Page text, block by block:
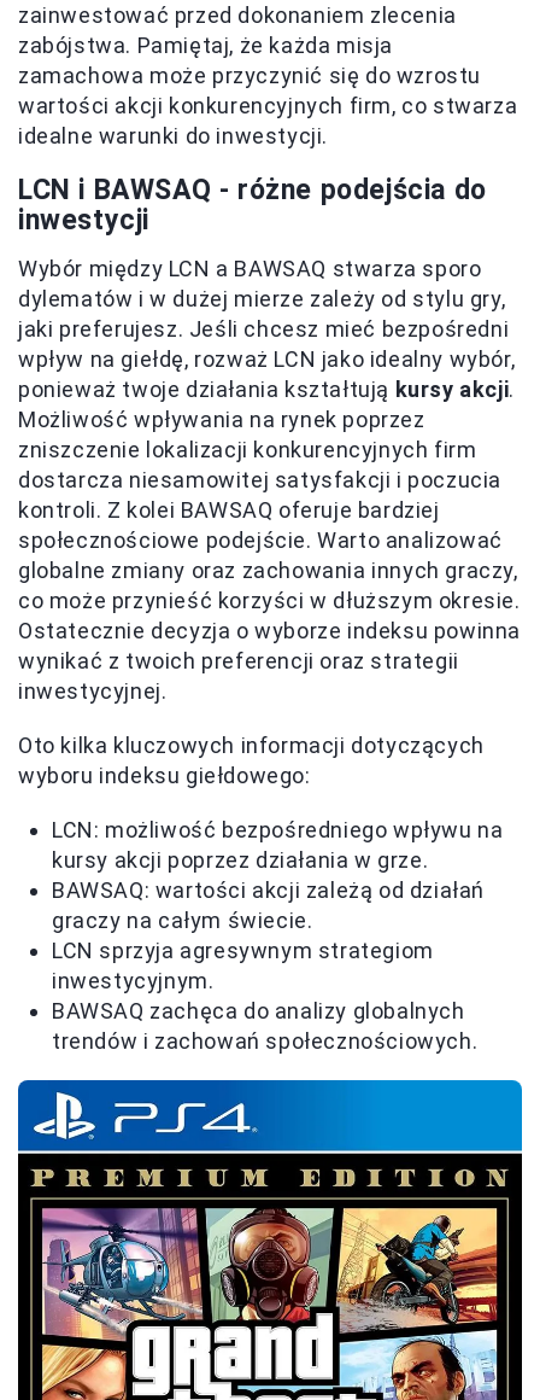
zainwestować przed dokonaniem zlecenia
zabójstwa. Pamiętaj, że każda misja
zamachowa może przyczynić się do wzrostu
wartości akcji konkurencyjnych firm, co stwarza
idealne warunki do inwestycji.
LCN i BAWSAQ - różne podejścia do
inwestycji
Wybór między LCN a BAWSAQ stwarza sporo
dylematów i w dużej mierze zależy od stylu gry,
jaki preferujesz. Jeśli chcesz mieć bezpośredni
wpływ na giełdę, rozważ LCN jako idealny wybór,
ponieważ twoje działania kształtują kursy akcji.
Możliwość wpływania na rynek poprzez
zniszczenie lokalizacji konkurencyjnych firm
dostarcza niesamowitej satysfakcji i poczucia
kontroli. Z kolei BAWSAQ oferuje bardziej
społecznościowe podejście. Warto analizować
globalne zmiany oraz zachowania innych graczy,
co może przynieść korzyści w dłuższym okresie.
Ostatecznie decyzja o wyborze indeksu powinna
wynikać z twoich preferencji oraz strategii
inwestycyjnej.
Oto kilka kluczowych informacji dotyczących
wyboru indeksu giełdowego:
LCN: możliwość bezpośredniego wpływu na
kursy akcji poprzez działania w grze.
BAWSAQ: wartości akcji zależą od działań
graczy na całym świecie.
LCN sprzyja agresywnym strategiom
inwestycyjnym.
BAWSAQ zachęca do analizy globalnych
trendów i zachowań społecznościowych.